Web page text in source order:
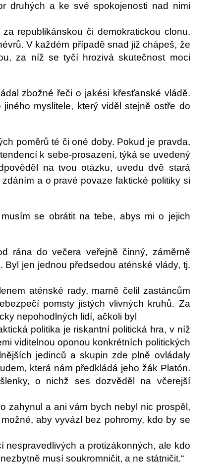
druhých a ke své spokojenosti nad nimi
republikánskou či demokratickou clonu.
V každém případě snad již chápeš, že
za níž se tyčí hrozivá skutečnost moci
zbožné řeči o jakési křesťanské vládě.
myslitele, který viděl stejně ostře do
poměrů té či oné doby. Pokud je pravda,
k sebe-prosazení, týká se uvedený
na tvou otázku, uvedu dvě stará
a o pravé povaze faktické politiky si
se obrátit na tebe, abys mi o jejich
rána do večera veřejně činný, záměrně
jen jednou předsedou aténské vlády, tj.
aténské rady, marně čelil zastáncům
pomsty jistých vlivných kruhů. Za
nepohodlných lidí, ačkoli byl
politika je riskantní politická hra, v níž
viditelnou oponou konkrétních politických
jedinců a skupin zde plně ovládaly
která nám předkládá jeho žák Platón.
o nichž ses dozvěděl na včerejší
zahynul a ani vám bych nebyl nic prospěl,
aby vyvázl bez pohromy, kdo by se
a protizákonných, ale kdo
musí soukromničit, a ne státničit.“